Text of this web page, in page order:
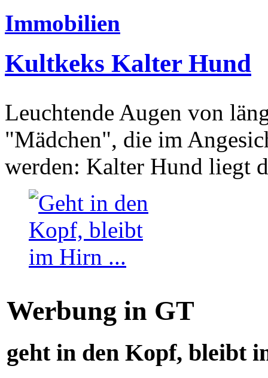
Immobilien
Kultkeks Kalter Hund
Leuchtende Augen von
"Mädchen", die im
werden: Kalter Hund liegt
Werbung in GT
geht in den Kopf, bleibt